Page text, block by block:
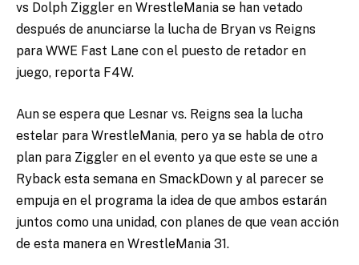
vs Dolph Ziggler en WrestleMania se han vetado
después de anunciarse la lucha de Bryan vs Reigns
para WWE Fast Lane con el puesto de retador en
juego, reporta F4W.
Aun se espera que Lesnar vs. Reigns sea la lucha
estelar para WrestleMania, pero ya se habla de otro
plan para Ziggler en el evento ya que este se une a
Ryback esta semana en SmackDown y al parecer se
empuja en el programa la idea de que ambos estarán
juntos como una unidad, con planes de que vean acción
de esta manera en WrestleMania 31.